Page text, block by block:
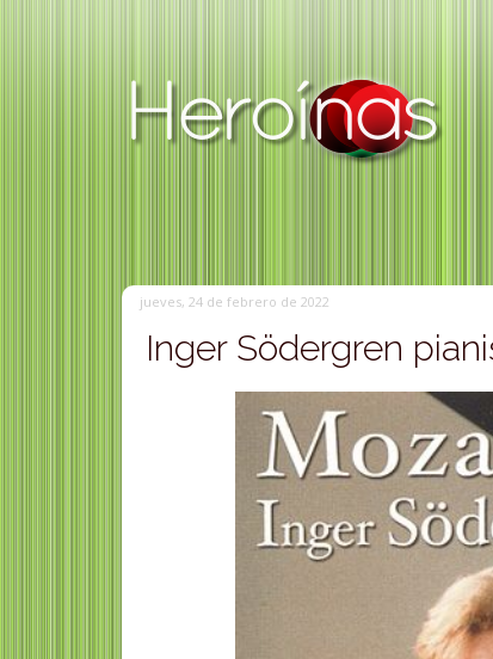
jueves, 24 de febrero de 2022
Inger Södergren